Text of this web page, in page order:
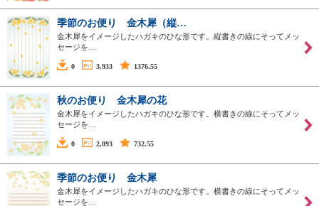
季節のお便り 金木犀（縦…
金木犀をイメージしたハガキのひな形です。縦書きの線にそってメッ
セージを…
0 3,933 1376.55
秋のお便り 金木犀の花
金木犀をイメージしたハガキのひな形です。横書きの線にそってメッ
セージを…
0 2,093 732.55
季節のお便り 金木犀
金木犀をイメージしたハガキのひな形です。横書きの線にそってメッ
セージを…